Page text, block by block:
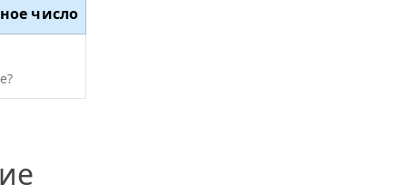
число